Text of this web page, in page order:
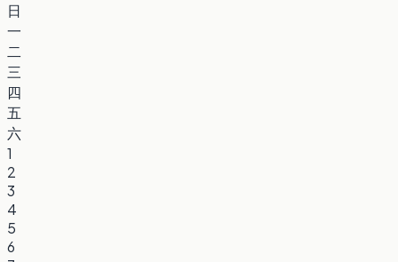
日
一
二
三
四
五
六
1
2
3
4
5
6